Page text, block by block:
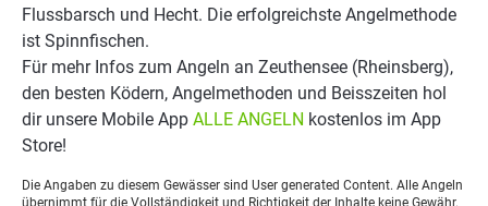
Flussbarsch und Hecht. Die erfolgreichste Angelmethode
ist Spinnfischen.
Für mehr Infos zum Angeln an Zeuthensee (Rheinsberg),
den besten Ködern, Angelmethoden und Beisszeiten hol
dir unsere Mobile App ALLE ANGELN kostenlos im App
Store!
Die Angaben zu diesem Gewässer sind User generated Content. Alle Angeln
übernimmt für die Vollständigkeit und Richtigkeit der Inhalte keine Gewähr.